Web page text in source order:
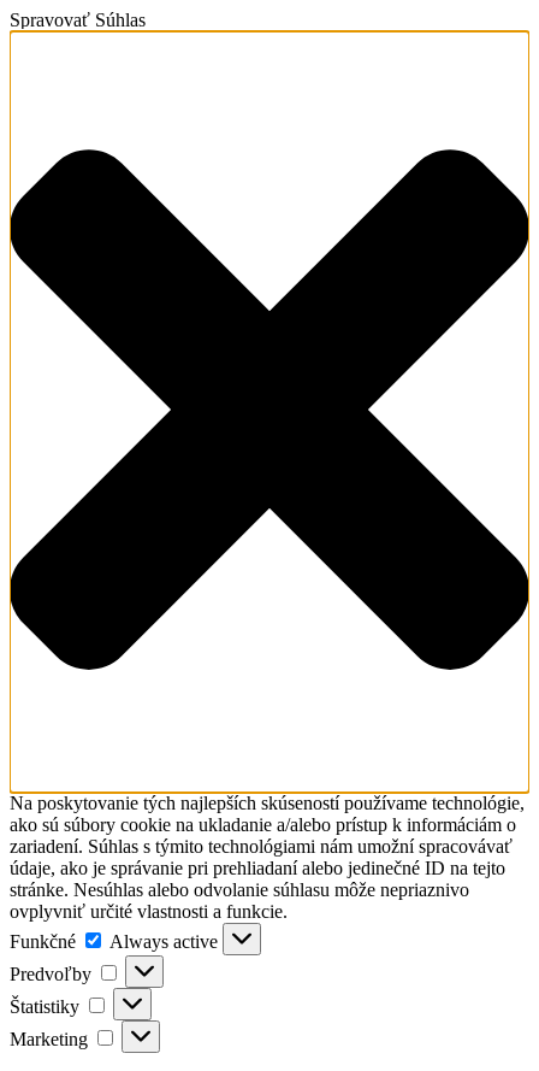
Spravovať Súhlas
Na poskytovanie tých najlepších skúseností používame technológie,
ako sú súbory cookie na ukladanie a/alebo prístup k informáciám o
zariadení. Súhlas s týmito technológiami nám umožní spracovávať
údaje, ako je správanie pri prehliadaní alebo jedinečné ID na tejto
stránke. Nesúhlas alebo odvolanie súhlasu môže nepriaznivo
ovplyvniť určité vlastnosti a funkcie.
Funkčné
Funkčné
Always active
Predvoľby
Predvoľby
Štatistiky Štatistiky
Marketing Marketing